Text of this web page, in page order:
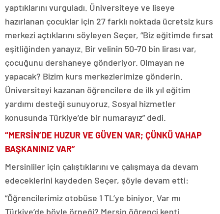
yaptıklarını vurguladı. Üniversiteye ve liseye
hazırlanan çocuklar için 27 farklı noktada ücretsiz kurs
merkezi açtıklarını söyleyen Seçer, “Biz eğitimde fırsat
eşitliğinden yanayız. Bir velinin 50-70 bin lirası var,
çocuğunu dershaneye gönderiyor. Olmayan ne
yapacak? Bizim kurs merkezlerimize gönderin.
Üniversiteyi kazanan öğrencilere de ilk yıl eğitim
yardımı desteği sunuyoruz. Sosyal hizmetler
konusunda Türkiye’de bir numarayız” dedi.
“MERSİN’DE HUZUR VE GÜVEN VAR; ÇÜNKÜ VAHAP
BAŞKANINIZ VAR”
Mersinliler için çalıştıklarını ve çalışmaya da devam
edeceklerini kaydeden Seçer, şöyle devam etti:
“Öğrencilerimiz otobüse 1 TL’ye biniyor. Var mı
Türkiye’de böyle örneği? Mersin öğrenci kenti.